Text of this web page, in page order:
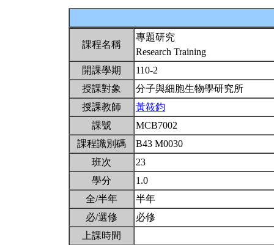
課程名稱
專題研究
Research Training
開課學期
110-2
授課對象
分子與細胞生物學研究所
授課教師
黃筱鈞
課號
MCB7002
課程識別碼
B43 M0030
班次
23
學分
1.0
全/半年
半年
必/選修
必修
上課時間